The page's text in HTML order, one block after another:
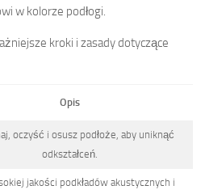
w kolorze podłogi.
kroki i zasady dotyczące
Opis
oczyść i osusz podłoże, aby uniknąć
odkształceń.
jakości podkładów akustycznych i